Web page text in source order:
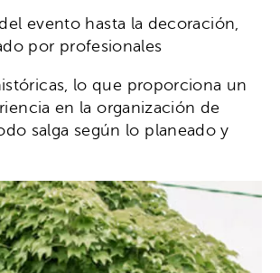
evento hasta la decoración,
por profesionales
lo que proporciona un
en la organización de
salga según lo planeado y